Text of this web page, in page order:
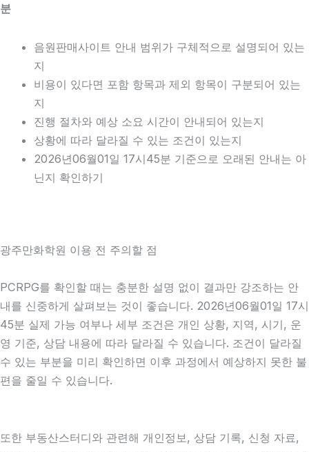
분
음원판매사이트 안내 범위가 구체적으로 설명되어 있는
지
비용이 있다면 포함 항목과 제외 항목이 구분되어 있는
지
진행 절차와 예상 소요 시간이 안내되어 있는지
상황에 따라 달라질 수 있는 조건이 있는지
2026년06월01일 17시45분 기준으로 오래된 안내는 아
닌지 확인하기
광주만화학원 이용 전 주의할 점
PCRPG를 확인할 때는 충분한 설명 없이 결과만 강조하는 안
내를 신중하게 살펴보는 것이 좋습니다. 2026년06월01일 17시
45분 실제 가능 여부나 세부 조건은 개인 상황, 지역, 시기, 운
영 기준, 상담 내용에 따라 달라질 수 있습니다. 조건이 달라질
수 있는 부분을 미리 확인하면 이후 과정에서 예상하지 못한 불
편을 줄일 수 있습니다.
또한 부동산스터디와 관련해 개인정보, 상담 기록, 신청 자료,